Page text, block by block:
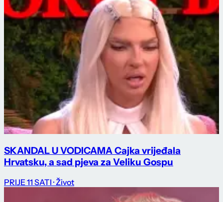
SKANDAL U VODICAMA Cajka vrijeđala
Hrvatsku, a sad pjeva za Veliku Gospu
PRIJE 11 SATI · Život